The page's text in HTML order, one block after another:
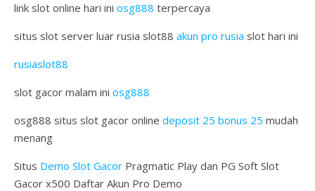
link slot online hari ini osg888 terpercaya
situs slot server luar rusia slot88 akun pro rusia slot hari ini
rusiaslot88
slot gacor malam ini osg888
osg888 situs slot gacor online deposit 25 bonus 25 mudah
menang
Situs Demo Slot Gacor Pragmatic Play dan PG Soft Slot
Gacor x500 Daftar Akun Pro Demo